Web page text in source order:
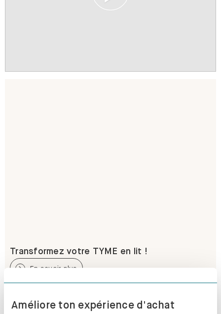
Améliore ton expérience d'achat
Transformez votre TYME en lit !
En savoir plus